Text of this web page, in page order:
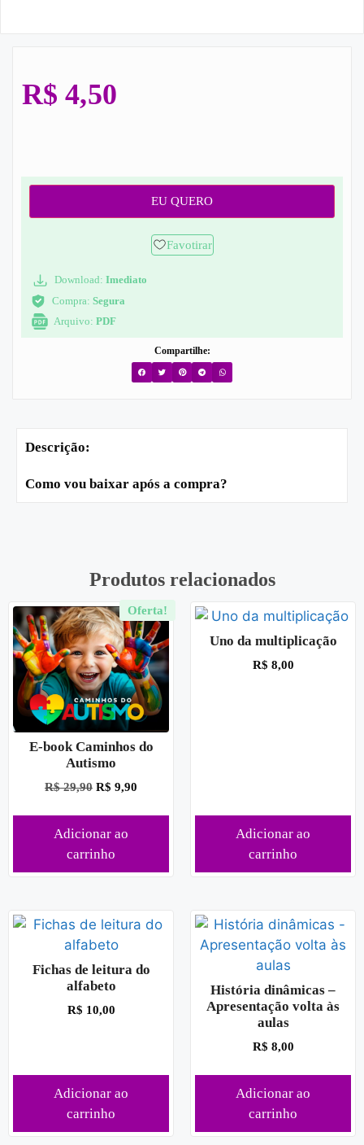
R$ 4,50
EU QUERO
Favotirar
Download: Imediato
Compra: Segura
Arquivo: PDF
Compartilhe:
Descrição:
Como vou baixar após a compra?
Produtos relacionados
Oferta!
E-book Caminhos do
Autismo
R$29,90 R$ 9,90
Adicionar ao
carrinho
Uno da multiplicação
R$ 8,00
Adicionar ao
carrinho
Fichas de leitura do
alfabeto
R$ 10,00
Adicionar ao
carrinho
História dinâmicas –
Apresentação volta às
aulas
R$ 8,00
Adicionar ao
carrinho